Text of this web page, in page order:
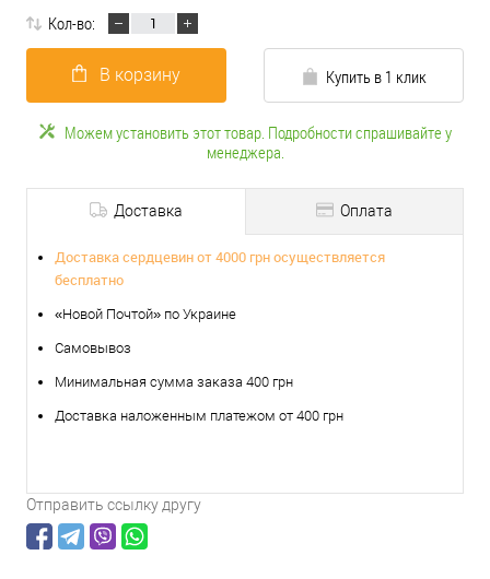
Кол-во:
В корзину Купить в 1 клик
Можем установить этот товар. Подробности спрашивайте у
менеджера.
Доставка Оплата
Доставка сердцевин от 4000 грн осуществляется
бесплатно
«Новой Почтой» по Украине
Самовывоз
Минимальная сумма заказа 400 грн
Доставка наложенным платежом от 400 грн
Отправить ссылку другу